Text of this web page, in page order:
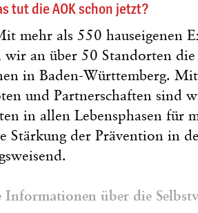
tut die AOK schon jetzt?
mehr als 550 hauseigenen
an über 50 Standorten
in Baden-Württemberg.
und Partnerschaften sind
in allen Lebensphasen für
Stärkung der Prävention in
Informationen über die